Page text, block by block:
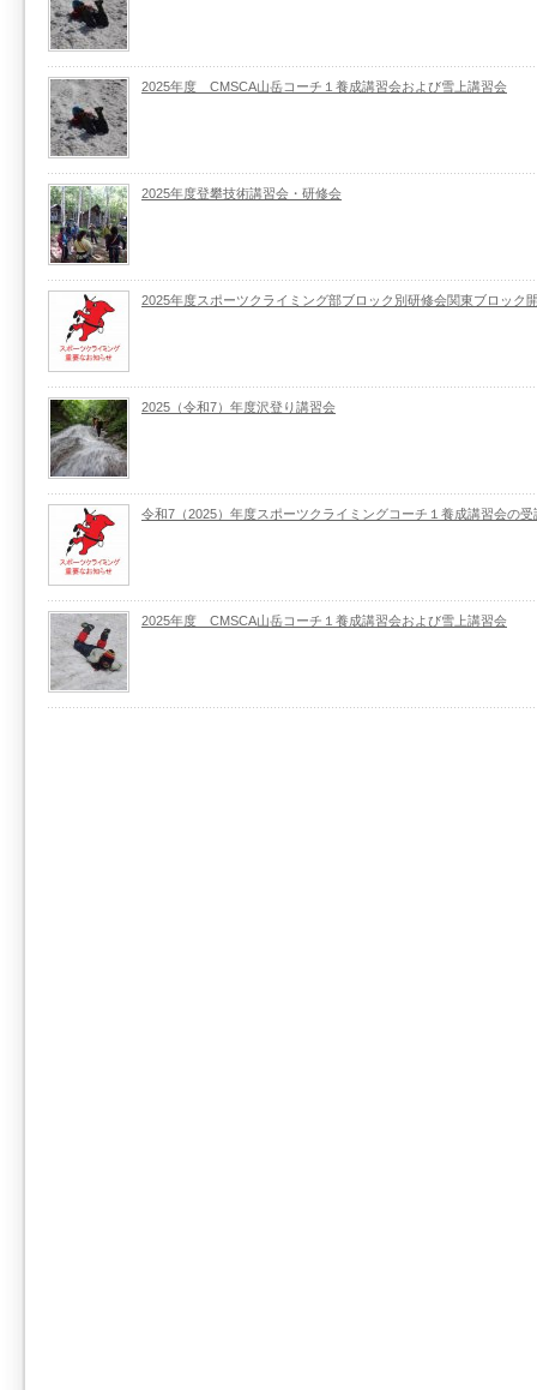
2025年度 CMSCA山岳コーチ１養成講習会および雪上講習会
2025年度登攀技術講習会・研修会
2025年度スポーツクライミング部ブロック別研修会関東ブロック
2025（令和7）年度沢登り講習会
令和7（2025）年度スポーツクライミングコーチ１養成講習会の
2025年度 CMSCA山岳コーチ１養成講習会および雪上講習会